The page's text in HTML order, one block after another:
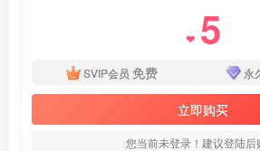
❤ 5
SVIP会员 免费 永
立即购买
您当前未登录！建议登陆